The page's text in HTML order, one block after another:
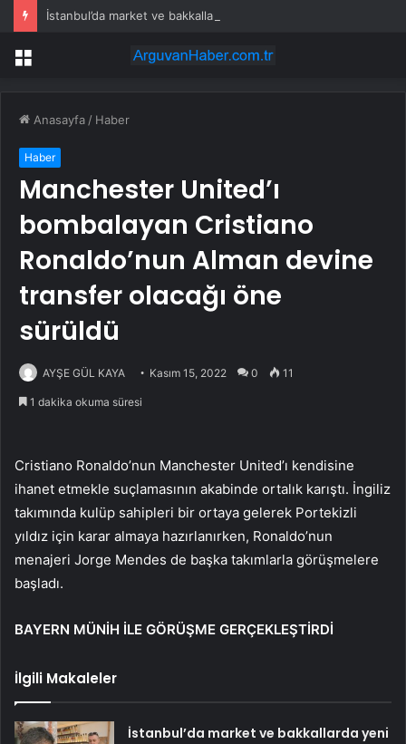
Menü
Anasayfa / Haber
Haber
Manchester United’ı
bombalayan Cristiano
Ronaldo’nun Alman devine
transfer olacağı öne
sürüldü
AYŞE GÜL KAYA Kasım 15, 2022 0 11
1 dakika okuma süresi
Cristiano Ronaldo’nun Manchester United’ı kendisine
ihanet etmekle suçlamasının akabinde ortalık karıştı. İngiliz
takımında kulüp sahipleri bir ortaya gelerek Portekizli
yıldız için karar almaya hazırlanırken, Ronaldo’nun
menajeri Jorge Mendes de başka takımlarla görüşmelere
başladı.
BAYERN MÜNİH İLE GÖRÜŞME GERÇEKLEŞTİRDİ
İlgili Makaleler
İstanbul’da market ve bakkallarda yeni